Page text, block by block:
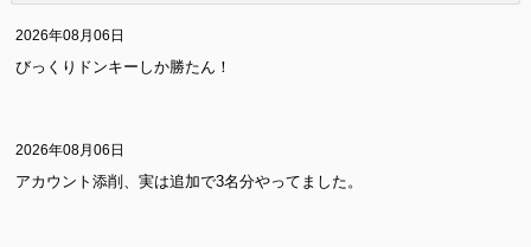
2026年08月06日
びっくりドンキーしか勝たん！
2026年08月06日
アカウント添削、実は追加で3名分やってました。